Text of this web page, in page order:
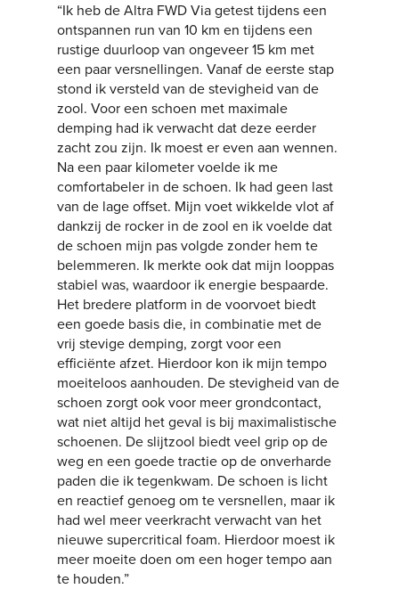
“Ik heb de Altra FWD Via getest tijdens een
ontspannen run van 10 km en tijdens een
rustige duurloop van ongeveer 15 km met
een paar versnellingen. Vanaf de eerste stap
stond ik versteld van de stevigheid van de
zool. Voor een schoen met maximale
demping had ik verwacht dat deze eerder
zacht zou zijn. Ik moest er even aan wennen.
Na een paar kilometer voelde ik me
comfortabeler in de schoen. Ik had geen last
van de lage offset. Mijn voet wikkelde vlot af
dankzij de rocker in de zool en ik voelde dat
de schoen mijn pas volgde zonder hem te
belemmeren. Ik merkte ook dat mijn looppas
stabiel was, waardoor ik energie bespaarde.
Het bredere platform in de voorvoet biedt
een goede basis die, in combinatie met de
vrij stevige demping, zorgt voor een
efficiënte afzet. Hierdoor kon ik mijn tempo
moeiteloos aanhouden. De stevigheid van de
schoen zorgt ook voor meer grondcontact,
wat niet altijd het geval is bij maximalistische
schoenen. De slijtzool biedt veel grip op de
weg en een goede tractie op de onverharde
paden die ik tegenkwam. De schoen is licht
en reactief genoeg om te versnellen, maar ik
had wel meer veerkracht verwacht van het
nieuwe supercritical foam. Hierdoor moest ik
meer moeite doen om een hoger tempo aan
te houden.”